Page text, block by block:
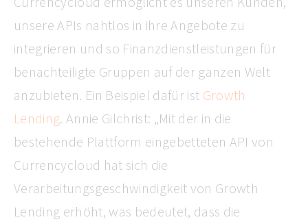
unsere APIs nahtlos in ihre Angebote zu
integrieren und so Finanzdienstleistungen für
benachteiligte Gruppen auf der ganzen Welt
anzubieten. Ein Beispiel dafür ist Growth
Lending. Annie Gilchrist: „Mit der in die
bestehende Plattform eingebetteten API von
Currencycloud hat sich die
Verarbeitungsgeschwindigkeit von Growth
Lending erhöht, was bedeutet, dass die